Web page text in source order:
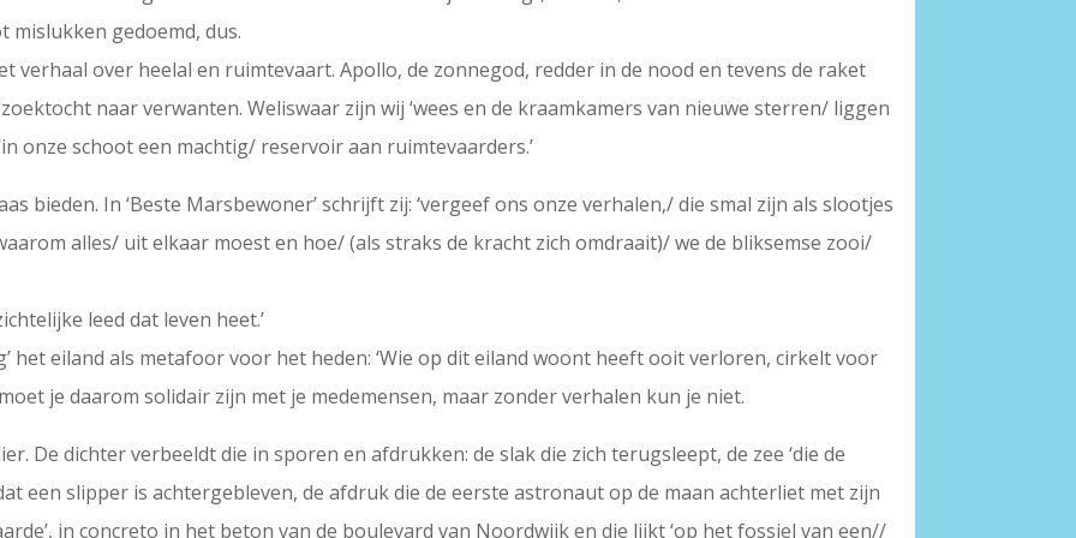
mislukken gedoemd, dus.
verhaal over heelal en ruimtevaart. Apollo, de zonnegod, redder in de nood en tevens de raket
naar verwanten. Weliswaar zijn wij ‘wees en de kraamkamers van nieuwe sterren/ liggen
onze schoot een machtig/ reservoir aan ruimtevaarders.’
bieden. In ‘Beste Marsbewoner’ schrijft zij: ‘vergeef ons onze verhalen,/ die smal zijn als slootjes
alles/ uit elkaar moest en hoe/ (als straks de kracht zich omdraait)/ we de bliksemse zooi/
leed dat leven heet.’
het eiland als metafoor voor het heden: ‘Wie op dit eiland woont heeft ooit verloren, cirkelt voor
je daarom solidair zijn met je medemensen, maar zonder verhalen kun je niet.
De dichter verbeeldt die in sporen en afdrukken: de slak die zich terugsleept, de zee ‘die de
een slipper is achtergebleven, de afdruk die de eerste astronaut op de maan achterliet met zijn
in concreto in het beton van de boulevard van Noordwijk en die lijkt ‘op het fossiel van een//